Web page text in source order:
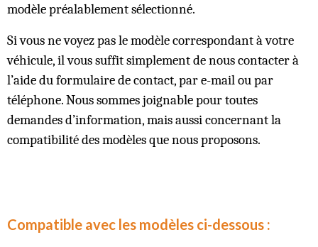
modèle préalablement sélectionné.
Si vous ne voyez pas le modèle correspondant à votre
véhicule, il vous suffit simplement de nous contacter à
l’aide du formulaire de contact, par e-mail ou par
téléphone. Nous sommes joignable pour toutes
demandes d’information, mais aussi concernant la
compatibilité des modèles que nous proposons.
Compatible avec les modèles ci-dessous :